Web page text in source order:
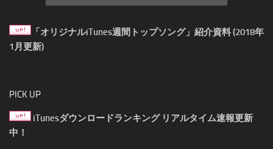
「オリジナルiTunes週間トップソング」紹介資料 (2018年
1月更新)
PICK UP
iTunesダウンロードランキング リアルタイム速報更新
中！